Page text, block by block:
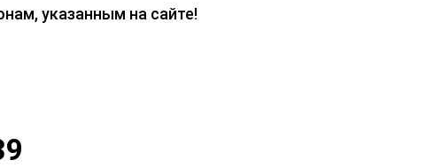
указанным на сайте!